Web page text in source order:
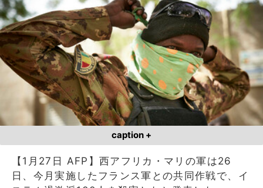
caption +
【1月27日 AFP】西アフリカ・マリの軍は26
日、今月実施したフランス軍との共同作戦で、イ